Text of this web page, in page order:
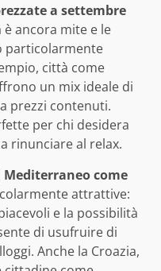
a settembre
ancora mite e le
particolarmente
città come
un mix ideale di
prezzi contenuti.
per chi desidera
rinunciare al relax.
Mediterraneo come
attrattive:
e la possibilità
di usufruire di
Anche la Croazia,